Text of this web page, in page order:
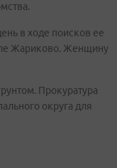
в ходе поисков ее
Жариково. Женщину
Прокуратура
округа для